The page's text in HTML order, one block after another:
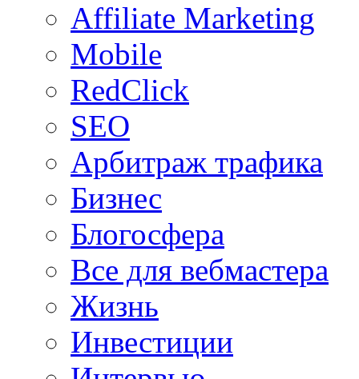
Affiliate Marketing
Mobile
RedClick
SEO
Арбитраж трафика
Бизнес
Блогосфера
Все для вебмастера
Жизнь
Инвестиции